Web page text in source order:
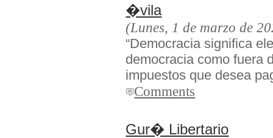
�vila
(Lunes, 1 de marzo de
“Democracia significa
democracia como fuera
impuestos que desea
Comments
Gur� Libertario